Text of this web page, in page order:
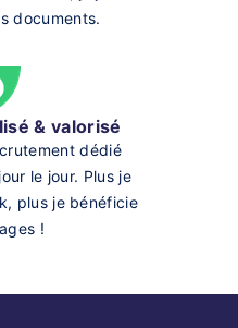
documents.
& valorisé
dédié
le jour. Plus je
plus je bénéficie
!